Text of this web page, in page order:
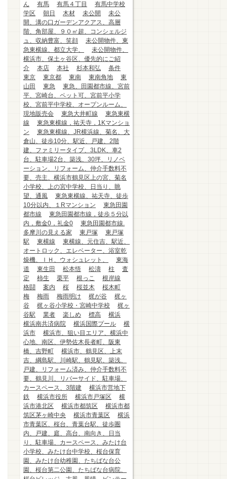
ん
有馬 有馬４丁目
有馬中学校
学区
朝日 木材 未公開
未公
開、溝の口ガーデンアクアス、高層
階、角部屋、９０㎡超、コンシェルジ
ュ、収納豊富、笑顔
未公開物件、東
急東横線、都立大学、
未公開物件、
横浜市、保土ヶ谷区、優先的にご紹
介
本店 本社 杉本和弘
条件
東京
東京都 東南 東南角地
東
山田
東急
東急、田園都市線、宮前
平、宮崎台、ペット可、宮前平小学
校、宮前平中学校、オープンルーム、
現地販売会
東急大井町線
東急東横
線
東急東横線，祐天寺，1Kマンショ
ン
東急東横線、JR横浜線、菊名、大
倉山、徒歩10分、駅近、戸建、2階
建、ファミリータイプ、3LDK、車2
台、駐車場2台、築浅、30坪、リノベ
ーション、リフォーム、仲介手数料不
要、売主、横浜市鶴見区上の宮、菊名
小学校、上の宮中学校、日当り、眺
望、通風
東急東横線、祐天寺、徒歩
10分以内、１Rマンション
東急田園
都市線
東急田園都市線，徒歩５分以
内，敷金0，礼金0
東急田園都市線.
多摩川の見える家
東戸塚
東戸塚
駅
東横線
東横線、元住吉、駅近、
オートロック、エレベーター、浴室乾
燥機、ＩＨ、ウォシュレット、
東海
道
東生田 松本悟 松濤 柱
査
定
柿生 栗平 根っこ
根岸線
格闘
案内 桜 桜並木
桜木町
梅
梅雨 梅雨明け 梶が谷
梶ヶ
谷
梶ヶ谷小学校・宮崎中学校
梶ヶ
谷駅
業者 楽しめ 標高
横浜
横浜南共済病院
横浜国際プール
横
浜市
横浜市、狙い目エリア、横浜中
心地、南区、伊勢佐木長者町、阪東
橋、吉野町
横浜市、鶴見区、上末
吉、綱島駅、川崎駅、鶴見駅、築浅、
戸建、リフォーム済み、仲介手数料不
要、鶴見川、リバーサイド、駐車場、
カースペース、3階建
横浜市営地下
鉄
横浜市役所 横浜市戸塚区
横
浜市港北区
横浜市都筑区
横浜市都
筑区茅ヶ崎中央
横浜市青葉区
横浜
市青葉区、桜台、青葉台駅、徒歩圏
内、戸建、庭、高台、南向き、日当
り、駐車場、カースペース、みたけ台
小学校、みたけ台中学校、桜台保育
園、みたけ台幼稚園、たちばな台公
園、桜台第二公園、たちばな台病院、